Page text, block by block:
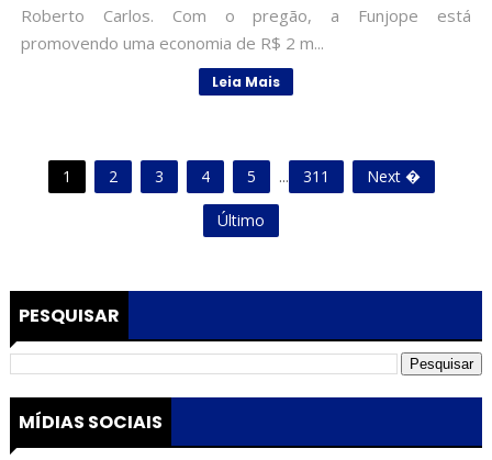
Roberto Carlos. Com o pregão, a Funjope está
promovendo uma economia de R$ 2 m...
Leia Mais
1 2 3 4 5 ... 311 Next �
Último
PESQUISAR
MÍDIAS SOCIAIS